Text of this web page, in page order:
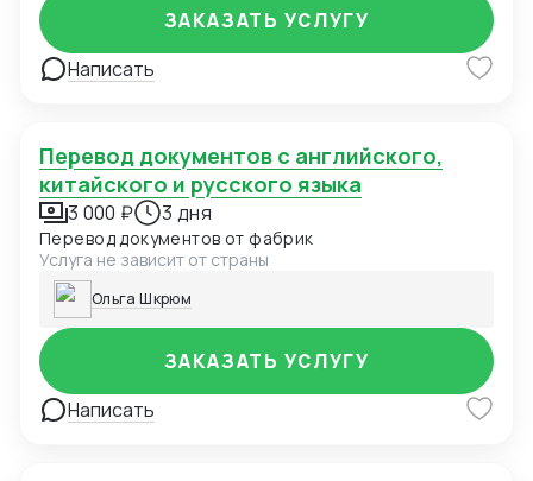
Написать
ЗАКАЗАТЬ УСЛУГУ
Перевод документов с английского,
китайского и русского языка
3 000 ₽ 3 дня
Перевод документов от фабрик
Услуга не зависит от страны
Ольга Шкрюм
Написать
ЗАКАЗАТЬ УСЛУГУ